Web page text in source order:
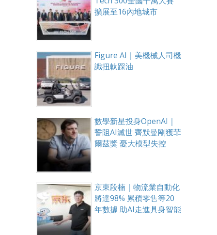
擴展至16內地城市
Figure AI｜美機械人司機
識扭軚踩油
數學新星投身OpenAI｜
誓阻AI滅世 齊默曼剛獲菲
爾茲獎 憂大模型失控
京東段楠｜物流業自動化
將達98% 累積零售等20
年數據 助AI走進具身智能